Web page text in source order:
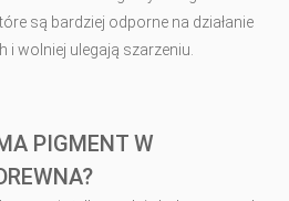
są bardziej odporne na działanie
wolniej ulegają szarzeniu.
PIGMENT W